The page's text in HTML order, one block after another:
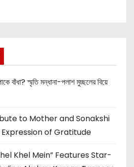
বাঁধা? স্মৃতি মন্ধানা-পলাশ মুচ্ছলের বিয়ে
to Mother and Sonakshi
of Gratitude
Khel Mein” Features Star-